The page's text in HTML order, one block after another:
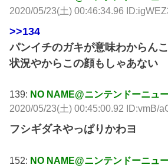
2020/05/23(土) 00:46:34.96
>>134
パンイチのガキが意味わからん
状況やからこの顔もしゃあない
139: NO NAME@ニンテンドーニュ
2020/05/23(土) 00:45:00.92 ID:vmB/
フシギダネやっぱりかわヨ
152: NO NAME@ニンテンドーニュ